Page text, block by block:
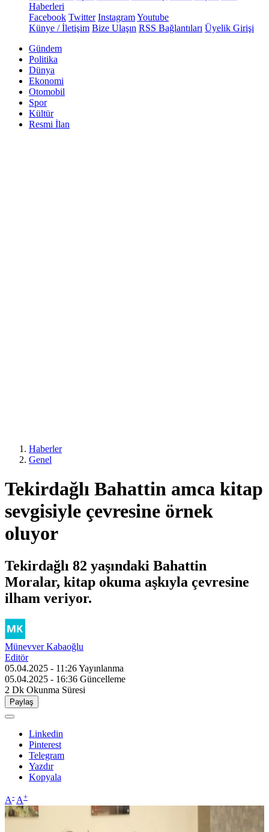
Haberleri
Facebook Twitter InstagramYoutube
Künye / İletişim Bize Ulaşın RSS Bağlantıları Üyelik Girişi
Gündem
Politika
Dünya
Ekonomi
Otomobil
Spor
Kültür
Resmi İlan
Haberler
Genel
Tekirdağlı Bahattin amca kitap
sevgisiyle çevresine örnek
oluyor
Tekirdağlı 82 yaşındaki Bahattin
Moralar, kitap okuma aşkıyla çevresine
ilham veriyor.
Münevver Kabaoğlu
Editör
05.04.2025 - 11:26Yayınlanma
05.04.2025 - 16:36 Güncelleme
2 Dk Okunma Süresi
Paylaş
Linkedin
Pinterest
Telegram
Yazdır
Kopyala
A- A+